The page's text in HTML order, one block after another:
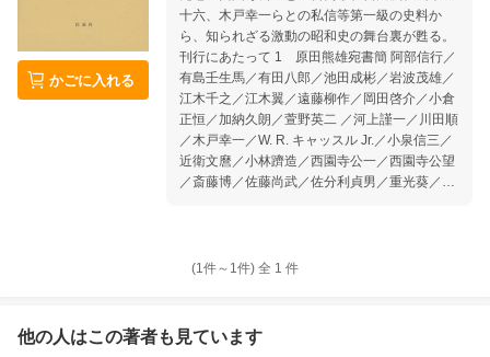
かごに入れる
十六、木戸幸一らとの私信等第一級の史料か
ら、知られざる激動の昭和史の舞台裏が甦る。
刊行にあたって 1 原田熊雄宛書簡 阿部信行／
有島壬生馬／有田八郎／池田成彬／岩波茂雄／
江木千之／江木翼／遠藤柳作／岡田啓介／小倉
正恒／加納久朗／萱野英二 ／河上謹一／川田順
／木戸幸一／W. R. キャッスル Jr.／小泉信三／
近衛文麿／小林躋造／西園寺公一／西園寺公望
／斎藤博／佐藤尚武／佐分利貞男／重光葵／幣
西田幾多郎／野村吉三郎／長谷川清／原田熊吉
野伸顕／松平恒雄／三矢宮松／柳田誠二郎／柳
原博光／矢牧章／山本五十六／吉田茂／米内光
(1件～ 1件) 全 1 件
他の人はこの著者も見ています